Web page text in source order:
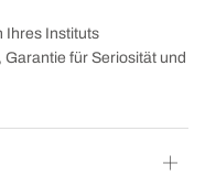
Ihres Instituts
für Seriosität und